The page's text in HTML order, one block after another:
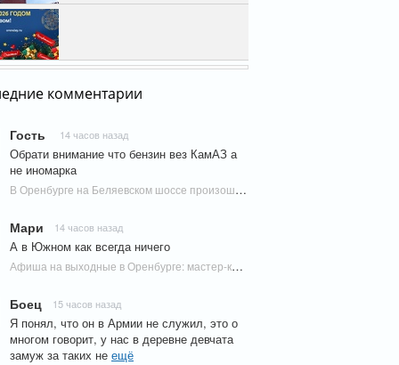
07:29 1
Путин поздравил
с Новым годом
23:45
поздравляет
с Новым
годом!
22:14
комментарии
Гость 14 часов назад
Обрати внимание что бензин вез КамАЗ а
не иномарка
В Оренбурге на Беляевском шоссе произошло жесткое ДТП | Новости Оренбурга
Мари 14 часов назад
А в Южном как всегда ничего
Афиша на выходные в Оренбурге: мастер-классы, кинопоказ и выступления музыкантов | Новости Оренбурга
Боец 15 часов назад
Я понял, что он в Армии не служил, это о
многом говорит, у нас в деревне девчата
замуж за таких не ещё